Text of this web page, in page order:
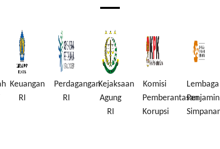
Keuangan
RI
Perdagangan
RI
Kejaksaan
Agung
RI
Komisi
Pemberantasan
Korupsi
Lembaga
Penjamin